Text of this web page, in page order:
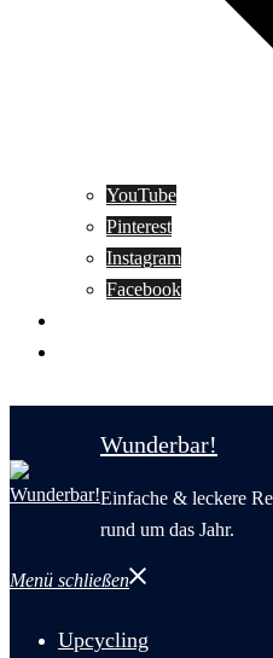
YouTube
Pinterest
Instagram
Facebook
Wunderbar!
Einfache & leckere
rund um das Jahr.
Menü schließen
Upcycling